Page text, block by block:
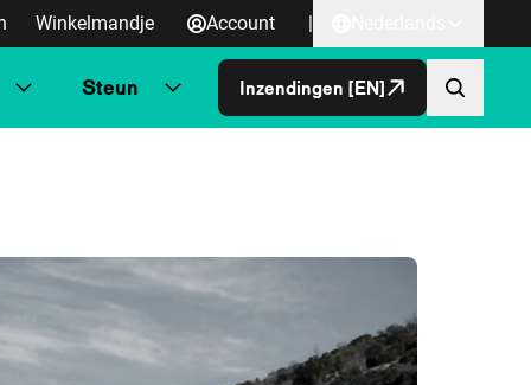
Winkelmandje Account |
Steun Inzendingen [EN]